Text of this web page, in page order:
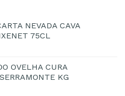
NEVADA CAVA
75CL
OVELHA CURA
KG